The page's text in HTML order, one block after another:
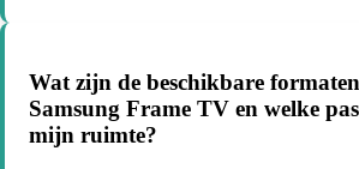
Wat zijn de beschikbare
Samsung Frame TV en welke
mijn ruimte?